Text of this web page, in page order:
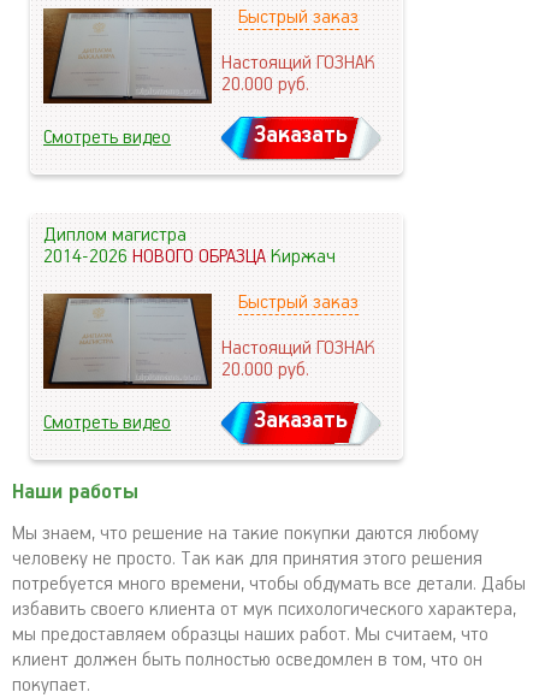
Быстрый заказ
Настоящий ГОЗНАК
20.000руб.
Смотреть видео Заказать
Диплом магистра
2014-2026НОВОГО ОБРАЗЦАКиржач
Быстрый заказ
Настоящий ГОЗНАК
20.000руб.
Смотреть видео Заказать
Наши работы
Мы знаем, что решение на такие покупки даются любому
человеку не просто. Так как для принятия этого решения
потребуется много времени, чтобы обдумать все детали. Дабы
избавить своего клиента от мук психологического характера,
мы предоставляем образцы наших работ. Мы считаем, что
клиент должен быть полностью осведомлен в том, что он
покупает.